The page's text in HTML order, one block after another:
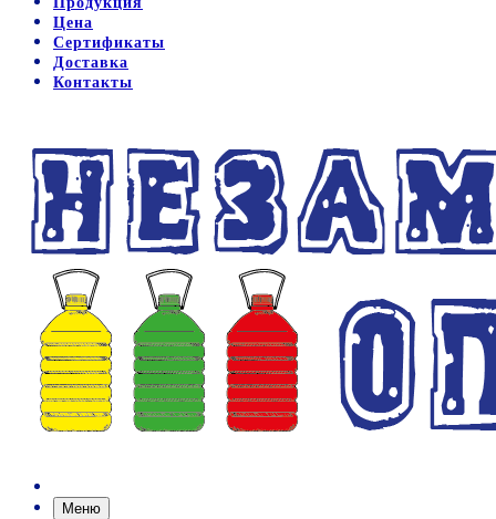
Цена
Сертификаты
Доставка
Контакты
Меню